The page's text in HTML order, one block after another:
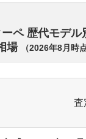
ペ 歴代モデル
場
（2026年8月 時
査